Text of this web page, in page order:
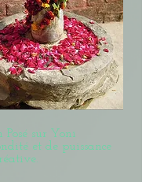
Posé sur Yoni
et de puissance